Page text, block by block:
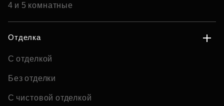
4 и 5 комнатные
Отделка
С отделкой
Без отделки
С чистовой отделкой